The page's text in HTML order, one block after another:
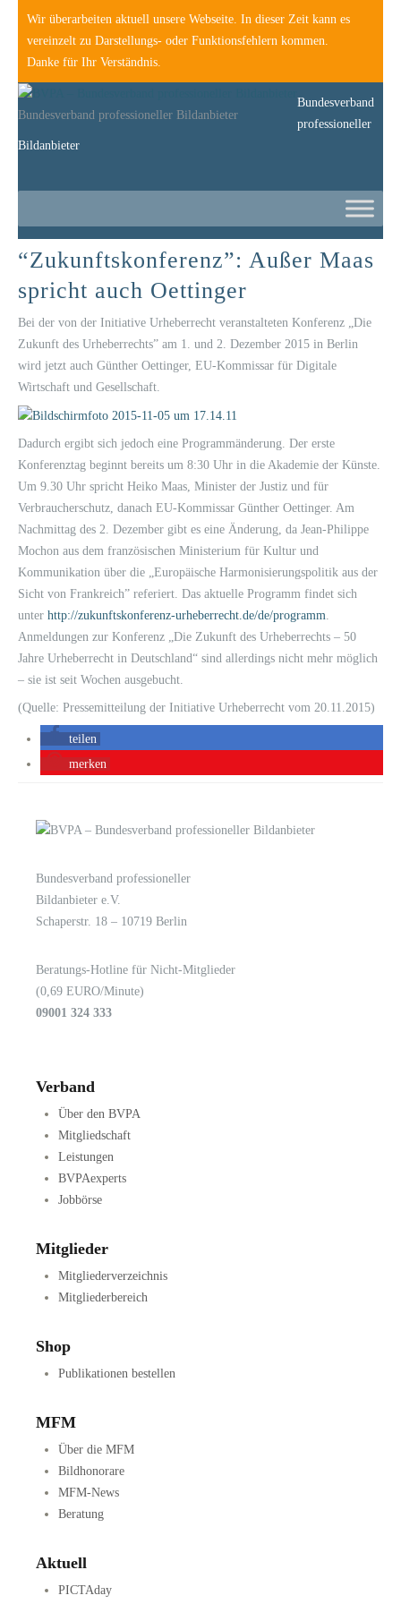
Wir überarbeiten aktuell unsere Webseite. In dieser Zeit kann es
vereinzelt zu Darstellungs- oder Funktionsfehlern kommen.
Danke für Ihr Verständnis.
Bundesverband professioneller Bildanbieter
Bundesverband
professioneller
Bildanbieter
“Zukunftskonferenz”: Außer Maas
spricht auch Oettinger
Bei der von der Initiative Urheberrecht veranstalteten Konferenz „Die
Zukunft des Urheberrechts” am 1. und 2. Dezember 2015 in Berlin
wird jetzt auch Günther Oettinger, EU-Kommissar für Digitale
Wirtschaft und Gesellschaft.
Dadurch ergibt sich jedoch eine Programmänderung. Der erste
Konferenztag beginnt bereits um 8:30 Uhr in die Akademie der Künste.
Um 9.30 Uhr spricht Heiko Maas, Minister der Justiz und für
Verbraucherschutz, danach EU-Kommissar Günther Oettinger. Am
Nachmittag des 2. Dezember gibt es eine Änderung, da Jean-Philippe
Mochon aus dem französischen Ministerium für Kultur und
Kommunikation über die „Europäische Harmonisierungspolitik aus der
Sicht von Frankreich” referiert. Das aktuelle Programm findet sich
unter http://zukunftskonferenz-urheberrecht.de/de/programm
Anmeldungen zur Konferenz „Die Zukunft des Urheberrechts – 50
Jahre Urheberrecht in Deutschland“ sind allerdings nicht mehr möglich
– sie ist seit Wochen ausgebucht.
(Quelle: Pressemitteilung der Initiative Urheberrecht vom 20.11.2015)
teilen
merken
Bundesverband professioneller
Bildanbieter e.V.
Schaperstr. 18 – 10719 Berlin
Beratungs-Hotline für Nicht-Mitglieder
(0,69 EURO/Minute)
09001 324 333
Verband
Über den BVPA
Mitgliedschaft
Leistungen
BVPAexperts
Jobbörse
Mitglieder
Mitgliederverzeichnis
Mitgliederbereich
Shop
Publikationen bestellen
MFM
Über die MFM
Bildhonorare
MFM-News
Beratung
Aktuell
PICTAday